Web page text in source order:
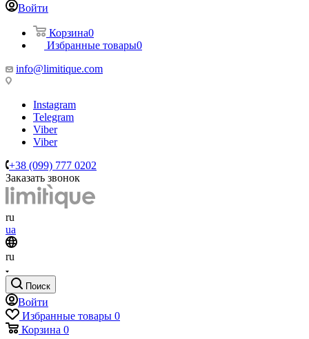
Войти
Корзина0
Избранные товары0
info@limitique.com
Instagram
Telegram
Viber
Viber
+38 (099) 777 0202
Заказать звонок
ru
ua
ru
Поиск
Войти
Избранные товары 0
Корзина 0